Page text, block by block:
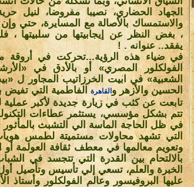
الجهاد الحضاري، نصيبا مفروضا، لنيل
والاستمساك بالأصالة مع المسايرة، حتي
، بغض النظر عن إيجابيتها من سلبيتها
يفقد.. عنوانه ! .
في ضياء هذه الرؤية...تحركت في أروقة
الفولكلور المصري» أو بالأدق في
الشعبية» في ابيت الخرزاتيب المجاور ل
الحسين والأزهر و القاهرة الفاطمية التي تفيض
تابعت عن كثب في زيارة جديدة لأكبر عملية
تتم بشكل مؤسسي، يستثمر عطاءات
في ظل الحاجة الماسة الي التشبث
التي تشهد محاولات مستميتة لطمس
وتعويم معالمها في معطف ثقافة العولمة أو
بالالتحام بين القدرة التي تتجسد في
الخبرة والعلم، تسعي إلي تأسيس وتأصيل
عليها البروفيسور وعالم الفولكلور وأستاذ